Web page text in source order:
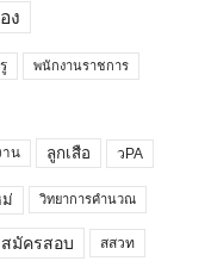
ง
พนักงานราชการ
าน ลูกเสือ วPA
วิทยาการคำนวณ
สมัครสอบ สสวท